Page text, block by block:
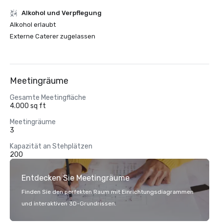
‪Alkohol‬ und Verpflegung
‪Alkohol‬ erlaubt
Externe Caterer zugelassen
Meetingräume
Gesamte Meetingfläche
4.000 sq ft
Meetingräume
3
Kapazität an Stehplätzen
200
Entdecken Sie Meetingräume
Finden Sie den perfekten Raum mit Einrichtungsdiagrammen
und interaktiven 3D-Grundrissen.